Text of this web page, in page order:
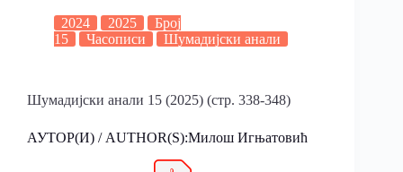
2024 2025
Број
15
Часописи Шумадијски анали
Шумадијски анали 15 (2025) (стр. 338-348)
АУТОР(И) / AUTHOR(S):Милош Игњатовић